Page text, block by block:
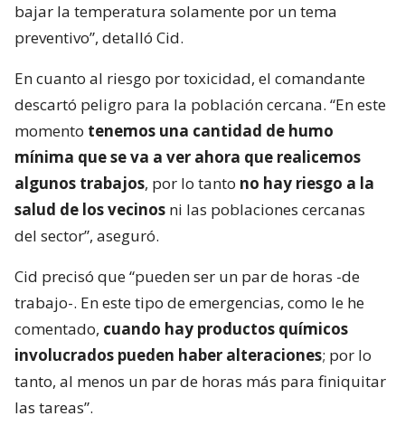
bajar la temperatura solamente por un tema
preventivo”, detalló Cid.
En cuanto al riesgo por toxicidad, el comandante
descartó peligro para la población cercana. “En este
momento tenemos una cantidad de humo
mínima que se va a ver ahora que realicemos
algunos trabajos, por lo tanto no hay riesgo a la
salud de los vecinos ni las poblaciones cercanas
del sector”, aseguró.
Cid precisó que “pueden ser un par de horas -de
trabajo-. En este tipo de emergencias, como le he
comentado, cuando hay productos químicos
involucrados pueden haber alteraciones; por lo
tanto, al menos un par de horas más para finiquitar
las tareas”.